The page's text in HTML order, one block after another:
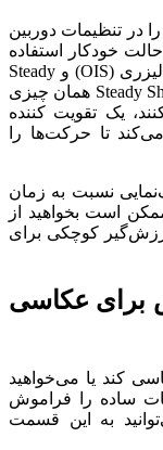
در تنظیمات دوربین
خودکار استفاده
می‌کنید، می‌توانید از بین دو گزینه لرزش‌گیر لیزری (OIS) و Steady
Shot Stabilisation، یک مورد را انتخاب کنید. Steady Shot همان چیزی
یک تقویت کننده
تا حرکت‌ها را
نسبت به زمان
است بخواهید از
کوچکی برای
برای عکاسی
عکاسی کند یا می‌خواهید
ساده را فراموش
آیکون ۳ نقطه می‌توانید به این قسمت